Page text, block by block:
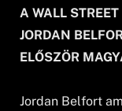
A WALL
JORDAN
ELŐSZÖR
Jordan Belfort